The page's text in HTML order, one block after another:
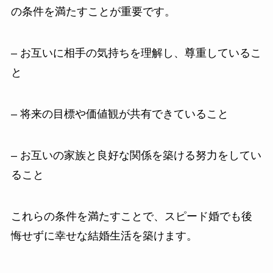
の条件を満たすことが重要です。
– お互いに相手の気持ちを理解し、尊重しているこ
と
– 将来の目標や価値観が共有できていること
– お互いの家族と良好な関係を築ける努力をしてい
ること
これらの条件を満たすことで、スピード婚でも後
悔せずに幸せな結婚生活を築けます。